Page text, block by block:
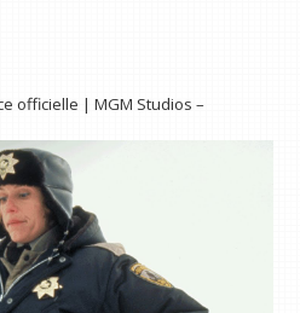
officielle | MGM Studios –